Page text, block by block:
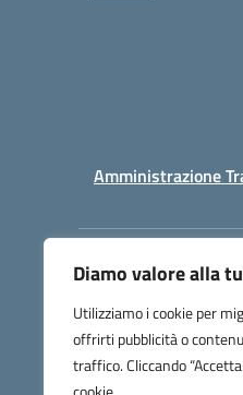
Diamo valore alla
Utilizziamo i cookie per
offrirti pubblicità o
traffico. Cliccando
Amministrazione